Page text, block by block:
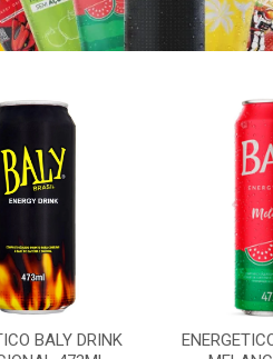
BALY DRINK